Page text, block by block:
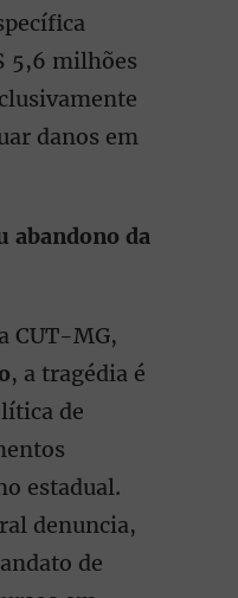
5,6 milhões
danos em
abandono da
CUT-MG,
, a tragédia é
de
estadual.
denuncia,
de